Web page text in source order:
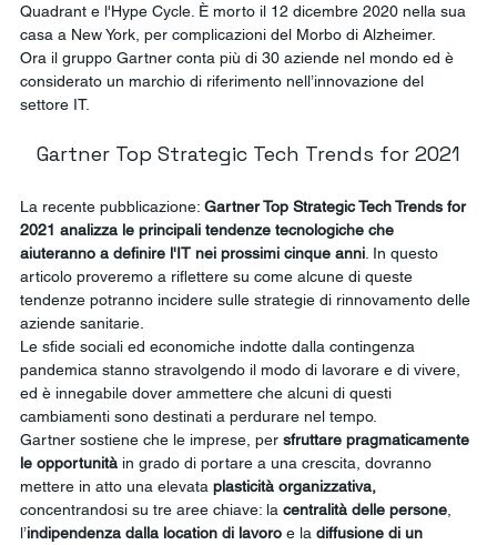
Quadrant e l'Hype Cycle. È morto il 12 dicembre 2020 nella sua
casa a New York, per complicazioni del Morbo di Alzheimer.
Ora il gruppo Gartner conta più di 30 aziende nel mondo ed è
considerato un marchio di riferimento nell’innovazione del
settore IT.
Gartner Top Strategic Tech Trends for 2021
La recente pubblicazione: Gartner Top Strategic Tech Trends for
2021 analizza le principali tendenze tecnologiche che
aiuteranno a definire l'IT nei prossimi cinque anni . In questo
articolo proveremo a riflettere su come alcune di queste
tendenze potranno incidere sulle strategie di rinnovamento delle
aziende sanitarie.
Le sfide sociali ed economiche indotte dalla contingenza
pandemica stanno stravolgendo il modo di lavorare e di vivere,
ed è innegabile dover ammettere che alcuni di questi
cambiamenti sono destinati a perdurare nel tempo.
Gartner sostiene che le imprese, per sfruttare pragmaticamente
le opportunità in grado di portare a una crescita, dovranno
mettere in atto una elevata plasticità organizzativa,
concentrandosi su tre aree chiave: la centralità delle persone
l’indipendenza dalla location di lavoro e la diffusione di un